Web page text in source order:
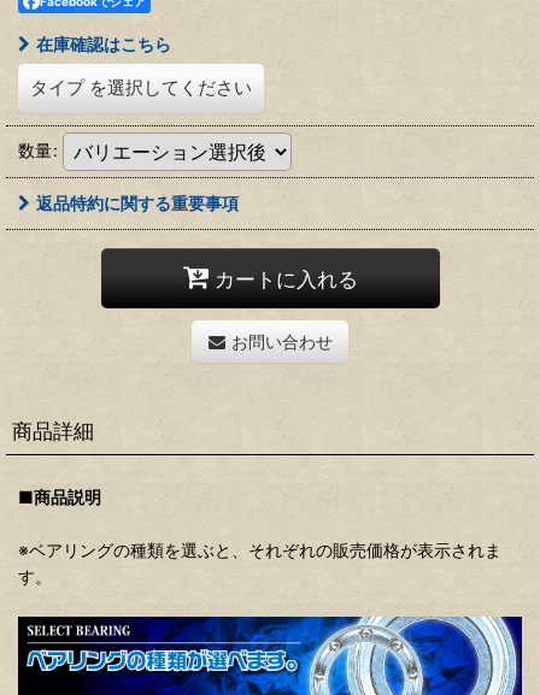
在庫確認はこちら
タイプ を選択してください
数量:
返品特約に関する重要事項
カートに入れる
お問い合わせ
商品詳細
■商品説明
※ベアリングの種類を選ぶと、それぞれの販売価格が表示されま
す。